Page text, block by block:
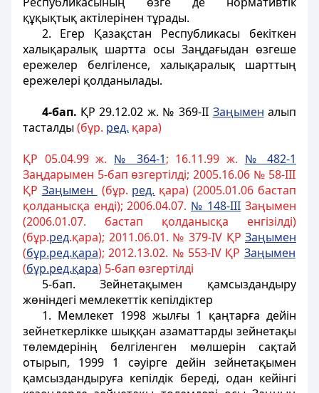
құқықтық актілерінен тұрады.
2. Егер Қазақстан Республикасы бекiткен
халықаралық шартта осы Заңдағыдан өзгеше
ережелер белгiленсе, халықаралық шарттың
ережелерi қолданылады.
4-бап. ҚР 29.12.02 ж. № 369-II Заңымен алып
тасталды(бұр. ред. қара)
ҚР 05.04.99 ж. № 364-1; 16.11.99 ж. № 482-1
Заңдарымен 5-бап өзгертілді; 2005.16.06 № 58-III
ҚР Заңымен (бұр. ред. қара) (2005.01.06 бастап
қолданысқа ендi); 2006.04.07. № 148-III Заңымен
(2006.01.07. бастап қолданысқа енгізілді)
(бұр.ред.қара); 2011.06.01. № 379-IV ҚР Заңымен
(бұр.ред.қара); 2012.13.02. № 553-IV ҚР Заңымен
(бұр.ред.қара) 5-бап өзгертілді
5-бап. Зейнетақымен қамсыздандыру
жөніндегі мемлекеттік кепiлдiктер
1. Мемлекет 1998 жылғы 1 қаңтарға дейiн
зейнеткерлiкке шыққан азаматтарды зейнетақы
төлемдерiнiң белгiленген мөлшерiн сақтай
отырып, 1999 1 сәуірге дейін зейнетақымен
қамсыздандыруға кепiлдiк бередi, одан кейінгі